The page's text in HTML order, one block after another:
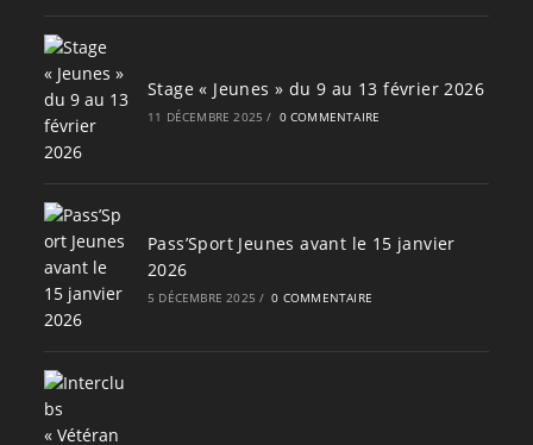
Stage « Jeunes » du 9 au 13 février 2026
11 DÉCEMBRE 2025 / 0 COMMENTAIRE
Pass’Sport Jeunes avant le 15 janvier
2026
5 DÉCEMBRE 2025 / 0 COMMENTAIRE